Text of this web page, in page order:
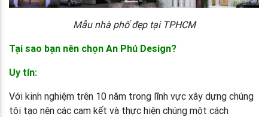
Mẫu nhà phố đẹp tại TPHCM
Tại sao bạn nên chọn An Phú Design?
Uy tín:
Với kinh nghiệm trên 10 năm trong lĩnh vực xây dựng chúng
tôi tạo nên các cam kết và thực hiện chúng một cách